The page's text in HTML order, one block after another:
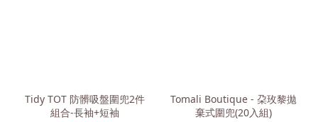
Tidy TOT 防髒吸盤圍兜2件
組合-長袖+短袖
Tomali Boutique - 朶玫黎拋
棄式圍兜(20入組)